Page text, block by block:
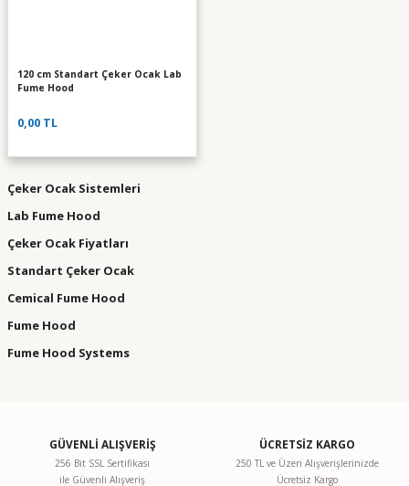
120 cm Standart Çeker Ocak Lab
Fume Hood
0,00 TL
Çeker Ocak Sistemleri
Lab Fume Hood
Çeker Ocak Fiyatları
Standart Çeker Ocak
Cemical Fume Hood
Fume Hood
Fume Hood Systems
GÜVENLİ ALIŞVERİŞ
256 Bit SSL Sertifikası
ile Güvenli Alışveriş
ÜCRETSİZ KARGO
250 TL ve Üzeri Alışverişlerinizde
Ücretsiz Kargo